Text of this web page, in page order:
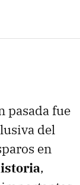
pasada fue
del
en
,